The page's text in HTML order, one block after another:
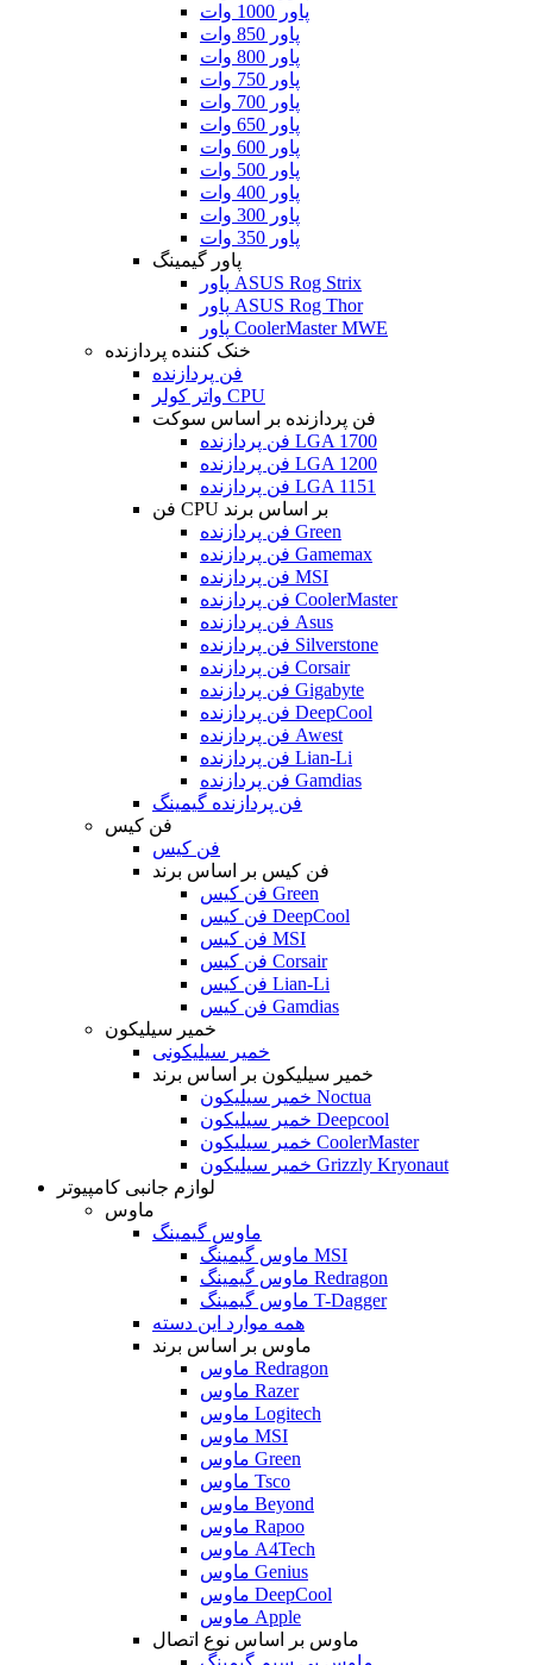
پاور 1000 وات
پاور 850 وات
پاور 800 وات
پاور 750 وات
پاور 700 وات
پاور 650 وات
پاور 600 وات
پاور 500 وات
پاور 400 وات
پاور 300 وات
پاور 350 وات
پاور گیمینگ
پاور ASUS Rog Strix
پاور ASUS Rog Thor
پاور CoolerMaster MWE
خنک کننده پردازنده
فن پردازنده
واتر کولر CPU
فن پردازنده بر اساس سوکت
فن پردازنده LGA 1700
فن پردازنده LGA 1200
فن پردازنده LGA 1151
فن CPU بر اساس برند
فن پردازنده Green
فن پردازنده Gamemax
فن پردازنده MSI
فن پردازنده CoolerMaster
فن پردازنده Asus
فن پردازنده Silverstone
فن پردازنده Corsair
فن پردازنده Gigabyte
فن پردازنده DeepCool
فن پردازنده Awest
فن پردازنده Lian-Li
فن پردازنده Gamdias
فن پردازنده گیمینگ
فن کیس
فن کیس
فن کیس بر اساس برند
فن کیس Green
فن کیس DeepCool
فن کیس MSI
فن کیس Corsair
فن کیس Lian-Li
فن کیس Gamdias
خمیر سیلیکون
خمیر سیلیکونی
خمیر سیلیکون بر اساس برند
خمیر سیلیکون Noctua
خمیر سیلیکون Deepcool
خمیر سیلیکون CoolerMaster
خمیر سیلیکون Grizzly Kryonaut
لوازم جانبی کامپیوتر
ماوس
ماوس گیمینگ
ماوس گیمینگ MSI
ماوس گیمینگ Redragon
ماوس گیمینگ T-Dagger
همه موارد این دسته
ماوس بر اساس برند
ماوس Redragon
ماوس Razer
ماوس Logitech
ماوس MSI
ماوس Green
ماوس Tsco
ماوس Beyond
ماوس Rapoo
ماوس A4Tech
ماوس Genius
ماوس DeepCool
ماوس Apple
ماوس بر اساس نوع اتصال